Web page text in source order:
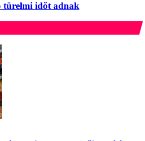
időt adnak